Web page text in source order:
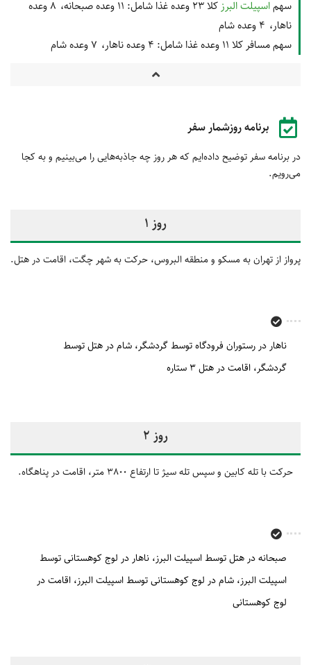
سهماسپیلت البرز کلا 23 وعده غذا شامل: 11 وعده صبحانه
8 وعده
ناهار
4 وعده شام
سهم مسافر کلا 11 وعده غذا شامل:
4 وعده ناهار 7 وعده شام
برنامه روزشمار سفر
در برنامه سفر توضیح داده‌ایم که هر روز چه جاذبه‌هایی را می‌بینیم و به کجا
می‌رویم.
روز 1
پرواز از تهران به مسکو و منطقه البروس، حرکت به شهر چگت، اقامت در هتل.
ناهار در رستوران فرودگاه توسط گردشگر شام در هتل توسط
گردشگر اقامت در هتل 3 ستاره
روز 2
حرکت با تله کابین و سپس تله سیژ تا ارتفاع 3800 متر، اقامت در پناهگاه.
صبحانه در هتل توسط اسپیلت البرز ناهار در لوج کوهستانی توسط
اسپیلت البرز شام در لوج کوهستانی توسط اسپیلت البرز اقامت در
لوج کوهستانی